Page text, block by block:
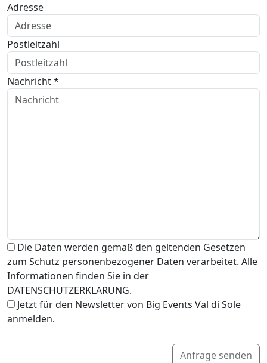
Adresse
Postleitzahl
Nachricht *
Die Daten werden gemäß den geltenden Gesetzen
zum Schutz personenbezogener Daten verarbeitet. Alle
Informationen finden Sie in der
DATENSCHUTZERKLÄRUNG.
Jetzt für den Newsletter von Big Events Val di Sole
anmelden.
Anfrage senden